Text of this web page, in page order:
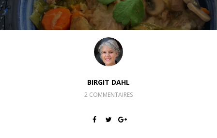
BIRGIT DAHL
2 COMMENTAIRES